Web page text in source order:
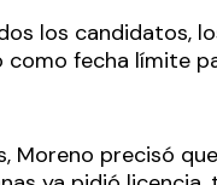
los candidatos,
fecha límite
Moreno precisó